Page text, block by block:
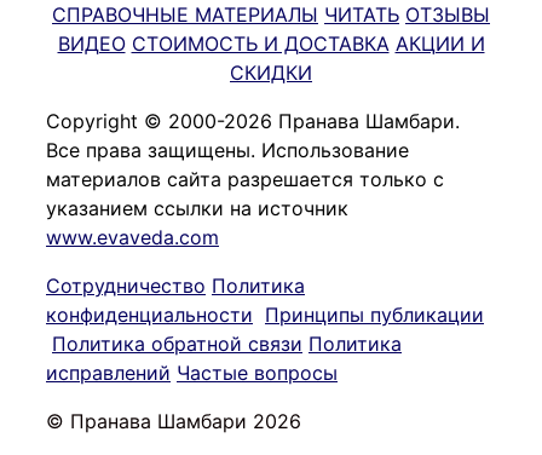
СПРАВОЧНЫЕ МАТЕРИАЛЫ ЧИТАТЬ ОТЗЫВЫ
ВИДЕО СТОИМОСТЬ И ДОСТАВКА АКЦИИ И
СКИДКИ
Copyright © 2000-2026 Пранава Шамбари.
Все права защищены. Использование
материалов сайта разрешается только с
указанием ссылки на источник
www.evaveda.com
Сотрудничество Политика
конфиденциальности Принципы публикации
Политика обратной связи Политика
исправлений Частые вопросы
© Пранава Шамбари 2026